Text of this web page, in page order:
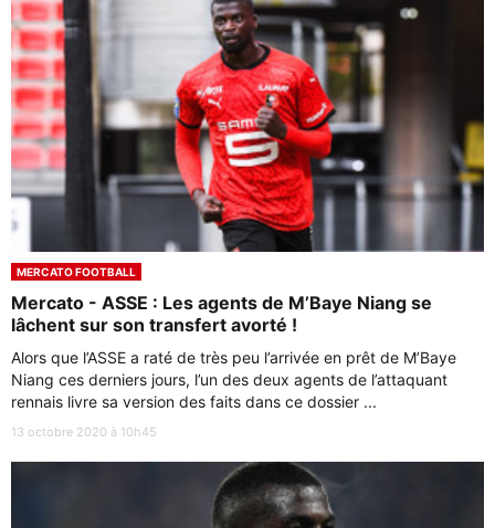
MERCATO FOOTBALL
Mercato - ASSE : Les agents de M’Baye Niang se
lâchent sur son transfert avorté !
Alors que l’ASSE a raté de très peu l’arrivée en prêt de M’Baye
Niang ces derniers jours, l’un des deux agents de l’attaquant
rennais livre sa version des faits dans ce dossier ...
13 octobre 2020 à 10h45